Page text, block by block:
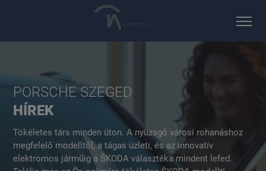
PORSCHE SZEGED
HÍREK
Tökéletes társ minden úton. A nyüzsgő városi rohanáshoz
megfelelő modelltől, a tágas üzleti, és az innovatív
elektromos járműig a ŠKODA választéka mindent lefed.